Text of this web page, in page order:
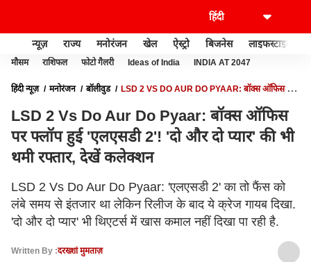
न्यूज़ राज्य मनोरंजन खेल ऐस्ट्रो बिजनेस लाइफस्टाइल
मौसम राशिफल फोटो गैलरी Ideas of India INDIA AT 2047
हिंदी न्यूज़ मनोरंजन बॉलीवुड
LSD 2 VS DO AUR DO PYAAR: बॉक्स ऑफिस पर
LSD 2 Vs Do Aur Do Pyaar: बॉक्स ऑफिस
पर फ्लॉप हुई 'एलएसडी 2'! 'दो और दो प्यार' की भी
थमी रफ्तार, देखें कलेक्शन
LSD 2 Vs Do Aur Do Pyaar: 'एलएसडी 2' का तो फैंस को
लंबे समय से इंतजार था लेकिन रिलीज के बाद ये क्रेज गायब दिखा.
'दो और दो प्यार' भी थिएटर्स में खास कमाल नहीं दिखा पा रही है.
Written By :दरख्शां मुमताज़